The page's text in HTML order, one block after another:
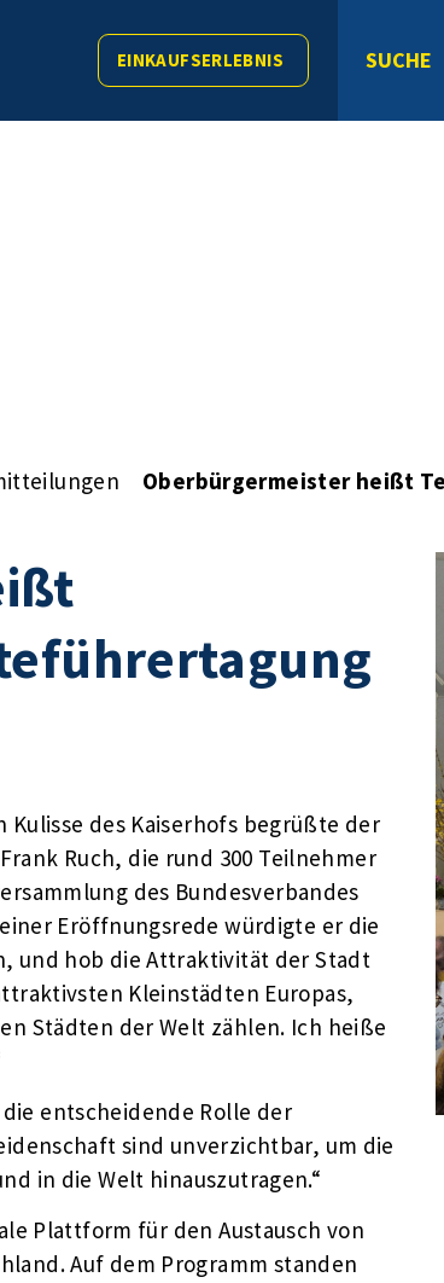
EINKAUFSERLEBNIS SUCHE
Oberbürgermeister heißt
Kulisse des Kaiserhofs begrüßte der
Ruch, die rund 300 Teilnehmer
des Bundesverbandes
Eröffnungsrede würdigte er die
und hob die Attraktivität der Stadt
Kleinstädten Europas,
Städten der Welt zählen. Ich heiße
entscheidende Rolle der
sind unverzichtbar, um die
in die Welt hinauszutragen.“
Plattform für den Austausch von
Auf dem Programm standen